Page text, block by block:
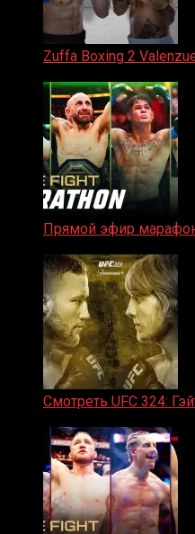
Zuffa Boxing 2
Прямой эфир
Смотреть UFC 324: